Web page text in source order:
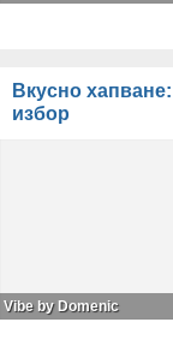
Вкусно
избор
Vibe by Domenic